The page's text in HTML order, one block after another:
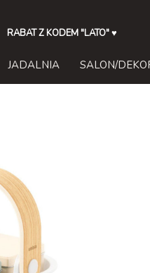
RABAT Z KODEM "LATO"♥
JADALNIA SALON/